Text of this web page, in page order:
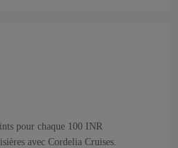
pour chaque 100 INR
avec Cordelia Cruises.